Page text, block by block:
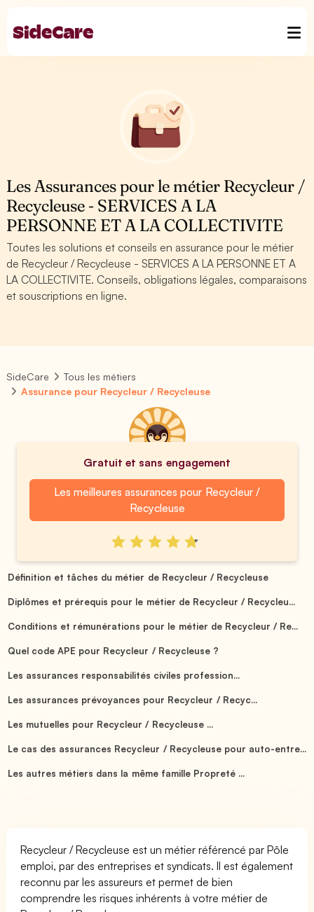
Les Assurances pour le métier Recycleur /
Recycleuse - SERVICES A LA
PERSONNE ET A LA COLLECTIVITE
Toutes les solutions et conseils en assurance pour le métier
de Recycleur / Recycleuse - SERVICES A LA PERSONNE ET A
LA COLLECTIVITE. Conseils, obligations légales, comparaisons
et souscriptions en ligne.
SideCare
Tous les métiers
Assurance pour Recycleur / Recycleuse
Gratuit et sans engagement
Les meilleures assurances pour Recycleur /
Recycleuse
Définition et tâches du métier de Recycleur / Recycleuse
Diplômes et prérequis pour le métier de Recycleur / Recycleu...
Conditions et rémunérations pour le métier de Recycleur / Re...
Quel code APE pour Recycleur / Recycleuse ?
Les assurances responsabilités civiles profession...
Les assurances prévoyances pour Recycleur / Recyc...
Les mutuelles pour Recycleur / Recycleuse ...
Le cas des assurances Recycleur / Recycleuse pour auto-entre...
Les autres métiers dans la même famille Propreté ...
Recycleur / Recycleuse est un métier référencé par Pôle
emploi, par des entreprises et syndicats. Il est également
reconnu par les assureurs et permet de bien
comprendre les risques inhérents à votre métier de